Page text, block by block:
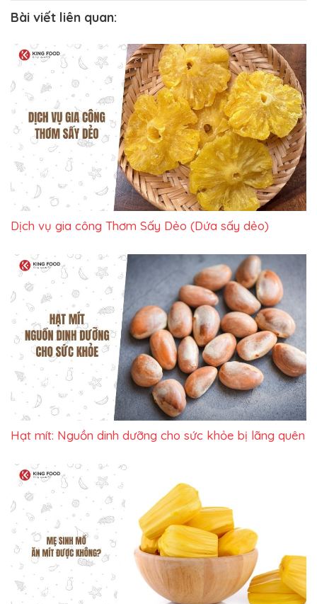
Bài viết liên quan:
Dịch vụ gia công Thơm Sấy Dẻo (Dứa sấy dẻo)
Hạt mít: Nguồn dinh dưỡng cho sức khỏe bị lãng quên